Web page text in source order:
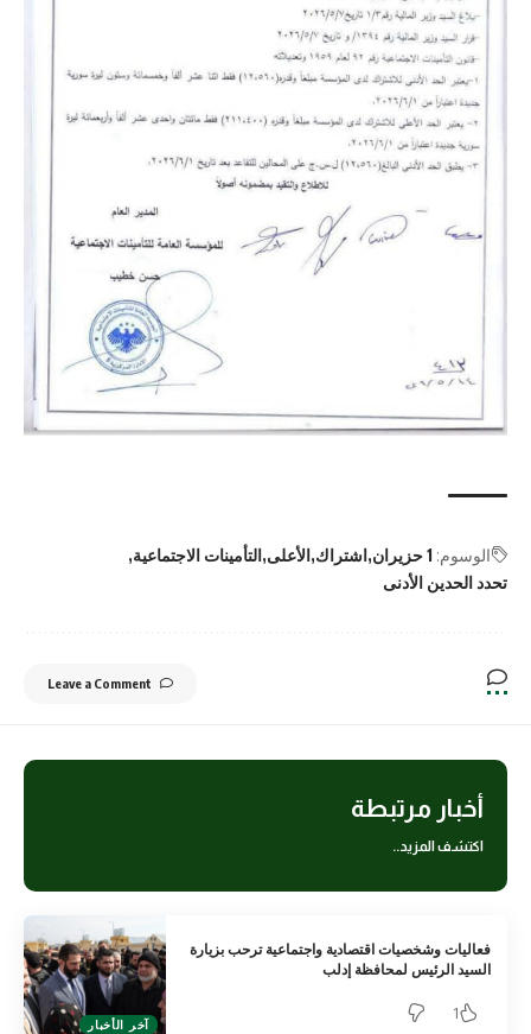
الوسوم: 1 حزيران اشتراك الأعلى التأمينات الاجتماعية
تحدد الحدين الأدنى
Leave a Comment
أخبار مرتبطة
اكتشف المزيد..
آخر الأخبار
فعاليات وشخصيات اقتصادية واجتماعية ترحب بزيارة
السيد الرئيس لمحافظة إدلب
1